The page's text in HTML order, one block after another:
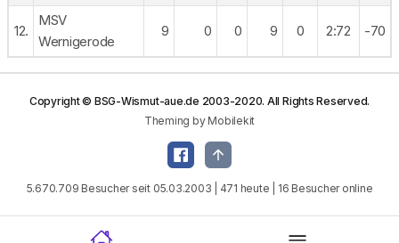
12.
MSV
Wernigerode
9 0 0 9 0 2:72 -70
Copyright © BSG-Wismut-aue.de 2003-2020. All Rights Reserved.
Theming by Mobilekit
5.670.709 Besucher seit 05.03.2003 | 471 heute | 16 Besucher online